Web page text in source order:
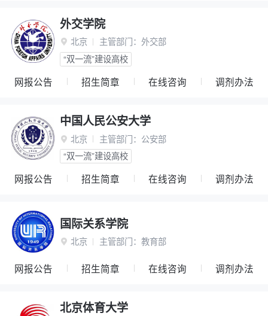
外交学院
 北京 主管部门： 外交部
“双一流”建设高校
网报公告 招生简章 在线咨询 调剂办法
中国人民公安大学
 北京 主管部门： 公安部
“双一流”建设高校
网报公告 招生简章 在线咨询 调剂办法
国际关系学院
 北京 主管部门： 教育部
网报公告 招生简章 在线咨询 调剂办法
北京体育大学